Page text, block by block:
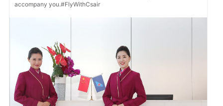
accompany you.#FlyWithCsair